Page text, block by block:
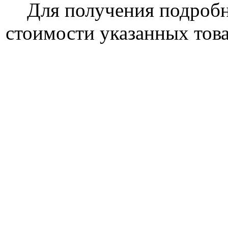
Для получения
стоимости указанных